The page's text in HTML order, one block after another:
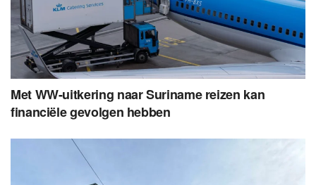
Met WW-uitkering naar Suriname reizen kan
financiële gevolgen hebben